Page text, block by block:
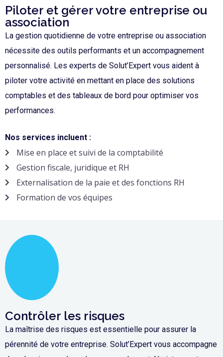
Piloter et gérer votre entreprise ou
association
La gestion quotidienne de votre entreprise ou association
nécessite des outils performants et un accompagnement
personnalisé. Les experts de Solut’Expert vous aident à
piloter votre activité en mettant en place des solutions
comptables et des tableaux de bord pour optimiser vos
performances.
Nos services incluent :
Mise en place et suivi de la comptabilité
Gestion fiscale, juridique et RH
Externalisation de la paie et des fonctions RH
Formation de vos équipes
Contrôler les risques
La maîtrise des risques est essentielle pour assurer la
pérennité de votre entreprise. Solut’Expert vous accompagne